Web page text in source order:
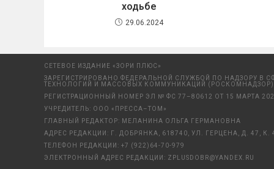
ходьбе
29.06.2024
СЕТЕВОЕ ИЗДАНИЕ «ЗОРИ ПЛЮС»
ЗАРЕГИСТРИРОВАНО ФЕДЕРАЛЬНОЙ СЛУЖБОЙ ПО НАДЗОРУ В
ТЕХНОЛОГИЙ И МАССОВЫХ КОММУНИКАЦИЙ (РОСКОМНАДЗОР)
РЕГИСТРАЦИОННЫЙ НОМЕР ЭЛ № ФС 77–80612 ОТ 15 МАРТА
УЧРЕДИТЕЛЬ: ООО «ПРЕССА–ТОМ»
ГЛАВНЫЙ РЕДАКТОР: МЕЛАНИНА ОЛЬГА ГЕРМАНОВНА
АДРЕС РЕДАКЦИИ: Г. ДОБРЯНКА, 618740, УЛ. ГЕРЦЕНА, Д. 47, К.
ТЕЛЕФОН РЕДАКЦИИ: +7 (922)64-70-979
ЭЛЕКТРОННЫЙ АДРЕС РЕДАКЦИИ: ZPLUSDOBR@YANDEX.RU